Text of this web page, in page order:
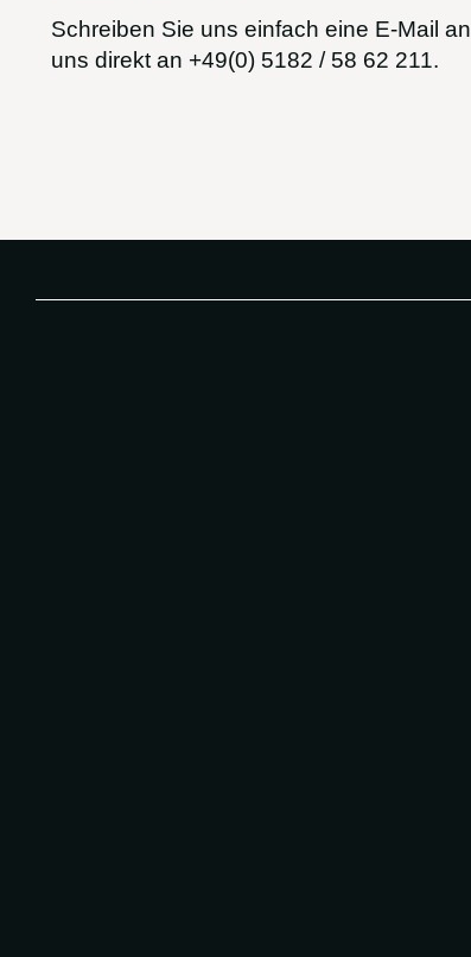
Schreiben Sie uns einfach eine E-Mail an
uns direkt an +49(0) 5182 / 58 62 211.